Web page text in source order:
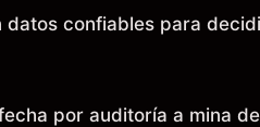
datos confiables para
por auditoría a mina